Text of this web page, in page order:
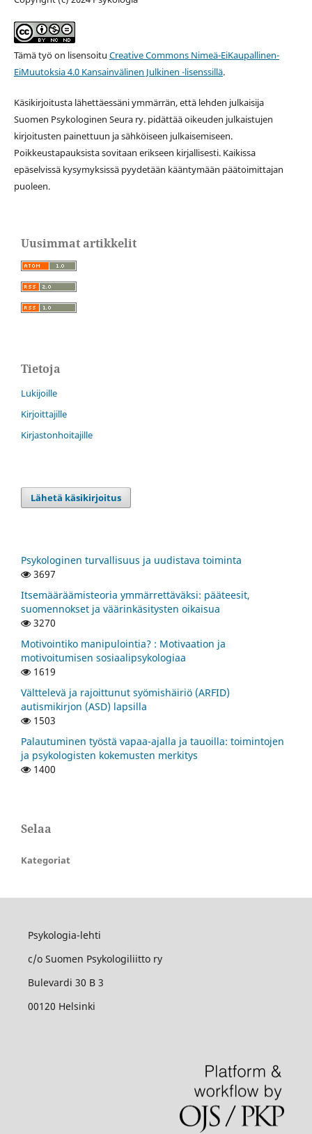
Tämä työ on lisensoitu Creative Commons Nimeä-EiKaupallinen-
EiMuutoksia 4.0 Kansainvälinen Julkinen -lisenssillä.
Käsikirjoitusta lähettäessäni ymmärrän, että lehden julkaisija
Suomen Psykologinen Seura ry. pidättää oikeuden julkaistujen
kirjoitusten painettuun ja sähköiseen julkaisemiseen.
Poikkeustapauksista sovitaan erikseen kirjallisesti. Kaikissa
epäselvissä kysymyksissä pyydetään kääntymään päätoimittajan
puoleen.
Uusimmat artikkelit
Tietoja
Lukijoille
Kirjoittajille
Kirjastonhoitajille
Lähetä käsikirjoitus
Psykologinen turvallisuus ja uudistava toiminta
3697
Itsemääräämisteoria ymmärrettäväksi: pääteesit,
suomennokset ja väärinkäsitysten oikaisua
3270
Motivointiko manipulointia? : Motivaation ja
motivoitumisen sosiaalipsykologiaa
1619
Välttelevä ja rajoittunut syömishäiriö (ARFID)
autismikirjon (ASD) lapsilla
1503
Palautuminen työstä vapaa-ajalla ja tauoilla: toimintojen
ja psykologisten kokemusten merkitys
1400
Selaa
Kategoriat
Psykologia-lehti
c/o Suomen Psykologiliitto ry
Bulevardi 30 B 3
00120 Helsinki